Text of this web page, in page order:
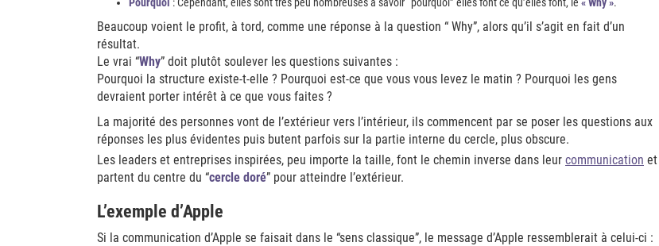
Beaucoup voient le profit, à tord, comme une réponse à la question “ Why”, alors qu’il s’agit en fait d’un
résultat.
Le vrai “Why” doit plutôt soulever les questions suivantes :
Pourquoi la structure existe-t-elle ? Pourquoi est-ce que vous vous levez le matin ? Pourquoi les gens
devraient porter intérêt à ce que vous faites ?
La majorité des personnes vont de l’extérieur vers l’intérieur, ils commencent par se poser les questions aux
réponses les plus évidentes puis butent parfois sur la partie interne du cercle, plus obscure.
Les leaders et entreprises inspirées, peu importe la taille, font le chemin inverse dans leur communication et
partent du centre du “cercle doré” pour atteindre l’extérieur.
L’exemple d’Apple
Si la communication d’Apple se faisait dans le “sens classique”, le message d’Apple ressemblerait à celui-ci :